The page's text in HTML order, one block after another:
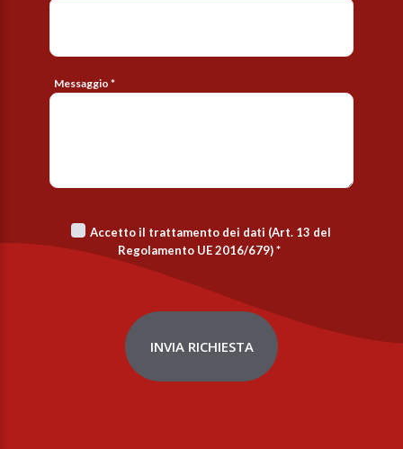
Messaggio *
Accetto il trattamento dei dati (Art. 13 del
Regolamento UE 2016/679)*
INVIA RICHIESTA